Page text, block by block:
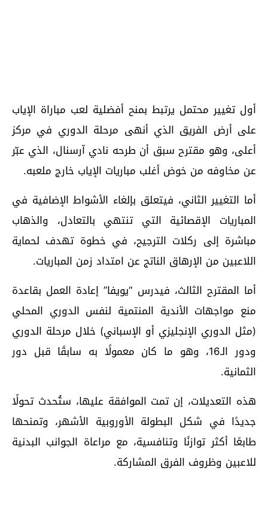
أول تغيير محتمل يرتبط بمنح أفضلية لعب مباراة الإياب
على أرض الفريق الذي أنهى مرحلة الدوري في مركز
أعلى، وهو مقترح سبق أن طرحه نادي آرسنال، الذي عبّر
عن مخاوفه من خوض أغلب مباريات الإياب خارج ملعبه.
أما التغيير الثاني، فيتعلق بإلغاء الأشواط الإضافية في
المباريات الإقصائية التي تنتهي بالتعادل، والذهاب
مباشرة إلى ركلات الترجيح، في خطوة تهدف لحماية
اللاعبين من الإرهاق الناتج عن امتداد زمن المباريات.
أما المقترح الثالث، فيدرس “يويفا” إعادة العمل بقاعدة
منع مواجهات الأندية المنتمية لنفس الدوري المحلي
(مثل الدوري الإنجليزي أو الإسباني) خلال مرحلة الدوري
ودور الـ16، وهو ما كان معمولًا به سابقًا قبل دور
الثمانية.
هذه التعديلات، إن تمت الموافقة عليها، ستُحدث تحولًا
جديدًا في شكل البطولة الأوروبية الأشهر، وتمنحها
طابعًا أكثر توازنًا وتنافسية، مع مراعاة الجوانب البدنية
للاعبين وظروف الفرق المشاركة.